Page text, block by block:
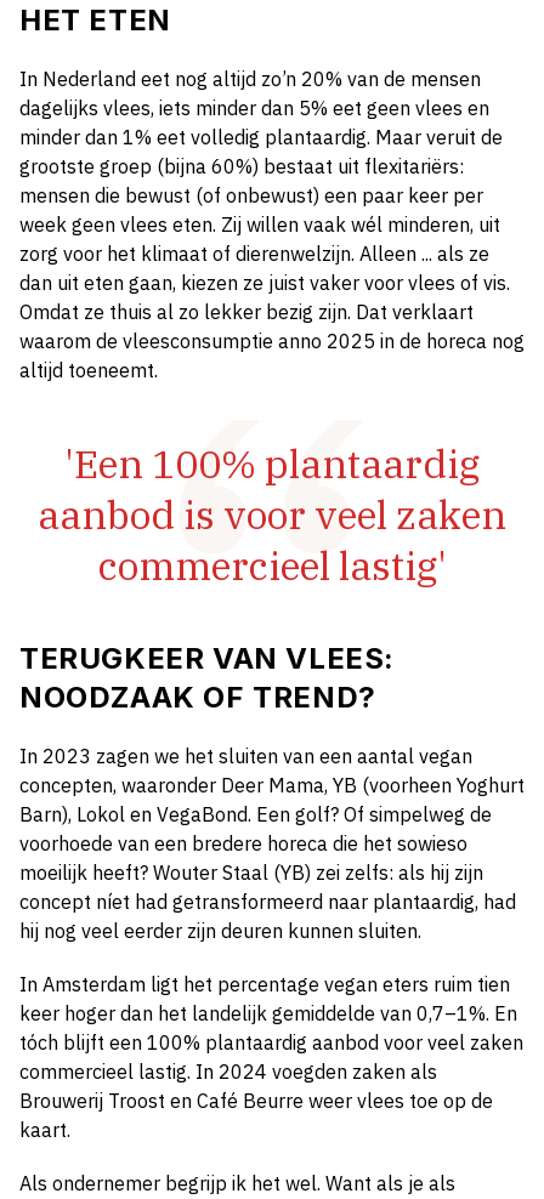
HET ETEN
In Nederland eet nog altijd zo’n 20% van de mensen
dagelijks vlees, iets minder dan 5% eet geen vlees en
minder dan 1% eet volledig plantaardig. Maar veruit de
grootste groep (bijna 60%) bestaat uit flexitariërs:
mensen die bewust (of onbewust) een paar keer per
week geen vlees eten. Zij willen vaak wél minderen, uit
zorg voor het klimaat of dierenwelzijn. Alleen ... als ze
dan uit eten gaan, kiezen ze juist vaker voor vlees of vis.
Omdat ze thuis al zo lekker bezig zijn. Dat verklaart
waarom de vleesconsumptie anno 2025 in de horeca nog
altijd toeneemt.
'Een 100% plantaardig
aanbod is voor veel zaken
commercieel lastig'
TERUGKEER VAN VLEES:
NOODZAAK OF TREND?
In 2023 zagen we het sluiten van een aantal vegan
concepten, waaronder Deer Mama, YB (voorheen Yoghurt
Barn), Lokol en VegaBond. Een golf? Of simpelweg de
voorhoede van een bredere horeca die het sowieso
moeilijk heeft? Wouter Staal (YB) zei zelfs: als hij zijn
concept níet had getransformeerd naar plantaardig, had
hij nog veel eerder zijn deuren kunnen sluiten.
In Amsterdam ligt het percentage vegan eters ruim tien
keer hoger dan het landelijk gemiddelde van 0,7–1%. En
tóch blijft een 100% plantaardig aanbod voor veel zaken
commercieel lastig. In 2024 voegden zaken als
Brouwerij Troost en Café Beurre weer vlees toe op de
kaart.
Als ondernemer begrijp ik het wel. Want als je als